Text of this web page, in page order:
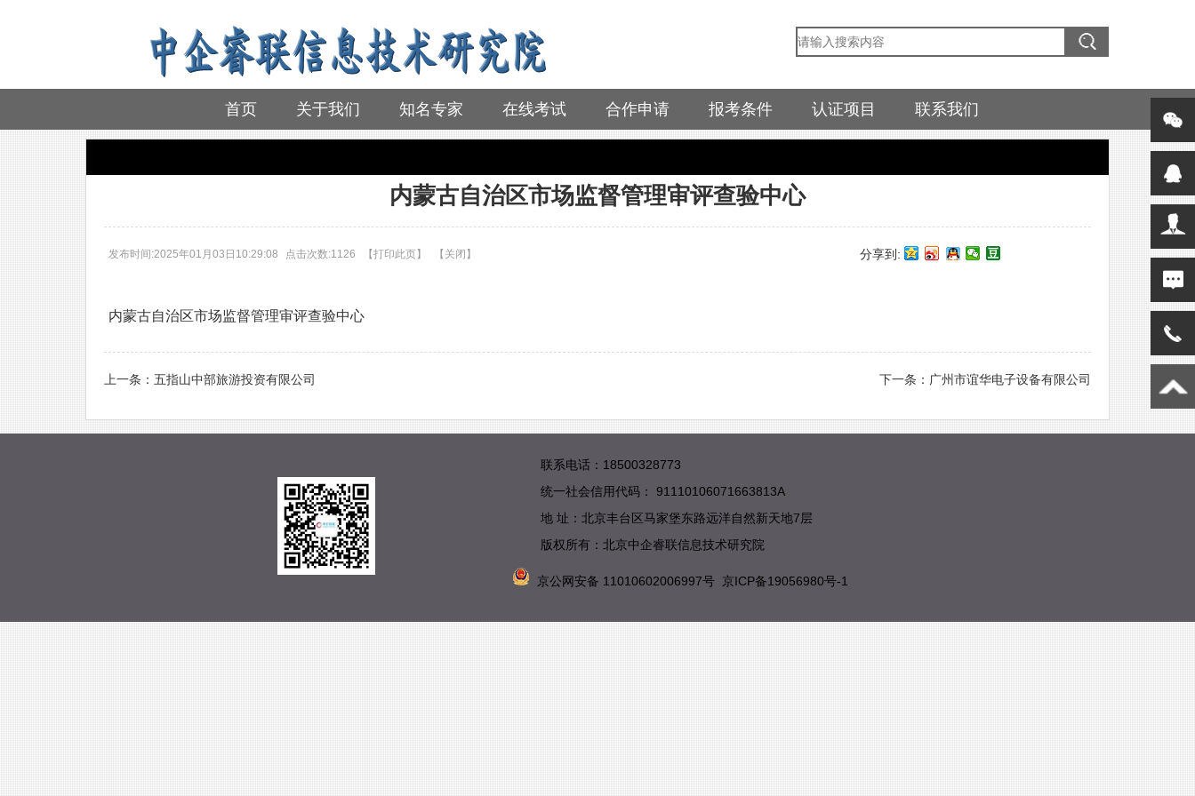
首页 关于我们 知名专家 在线考试 合作申请 报考条件 认证项目 联系我们
内蒙古自治区市场监督管理审评查验中心
发布时间:2025年01月03日10:29:08 点击次数:1126 【打印此页】 【 关闭 】 分享到:
内蒙古自治区市场监督管理审评查验中心
上一条： 五指山中部旅游投资有限公司 下一条： 广州市谊华电子设备有限公司
联系电话：18500328773
统一社会信用代码： 91110106071663813A
地 址：北京丰台区马家堡东路远洋自然新天地7层
版权所有：北京中企睿联信息技术研究院
京公网安备 11010602006997号 京ICP备19056980号-1